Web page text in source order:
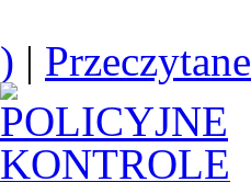
) | Przeczytane